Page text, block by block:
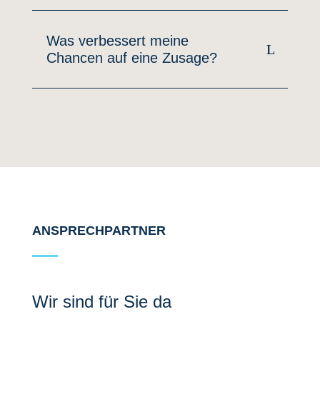
Was verbessert meine
Chancen auf eine Zusage?
ANSPRECHPARTNER
Wir sind für Sie da